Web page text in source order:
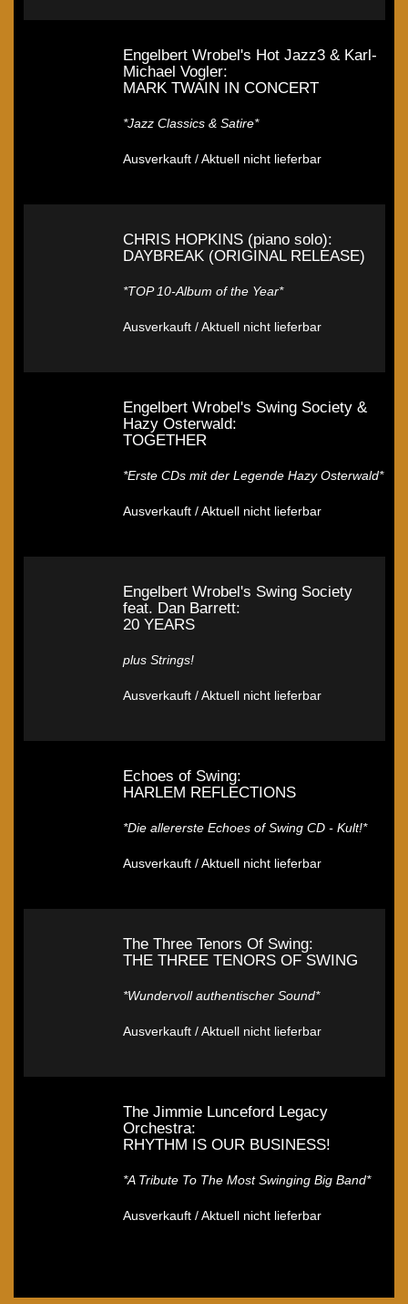
Engelbert Wrobel's Hot Jazz3 & Karl-
Michael Vogler:
MARK TWAIN IN CONCERT
*Jazz Classics & Satire*
Ausverkauft / Aktuell nicht lieferbar
CHRIS HOPKINS (piano solo):
DAYBREAK (ORIGINAL RELEASE)
*TOP 10-Album of the Year*
Ausverkauft / Aktuell nicht lieferbar
Engelbert Wrobel's Swing Society &
Hazy Osterwald:
TOGETHER
*Erste CDs mit der Legende Hazy Osterwald*
Ausverkauft / Aktuell nicht lieferbar
Engelbert Wrobel's Swing Society
feat. Dan Barrett:
20 YEARS
plus Strings!
Ausverkauft / Aktuell nicht lieferbar
Echoes of Swing:
HARLEM REFLECTIONS
*Die allererste Echoes of Swing CD - Kult!*
Ausverkauft / Aktuell nicht lieferbar
The Three Tenors Of Swing:
THE THREE TENORS OF SWING
*Wundervoll authentischer Sound*
Ausverkauft / Aktuell nicht lieferbar
The Jimmie Lunceford Legacy
Orchestra:
RHYTHM IS OUR BUSINESS!
*A Tribute To The Most Swinging Big Band*
Ausverkauft / Aktuell nicht lieferbar